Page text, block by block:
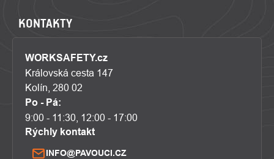
KONTAKTY
WORKSAFETY.cz
Královská cesta 147
Kolín, 280 02
Po - Pá:
9:00 - 11:30, 12:00 - 17:00
Rýchly kontakt
INFO@PAVOUCI.CZ